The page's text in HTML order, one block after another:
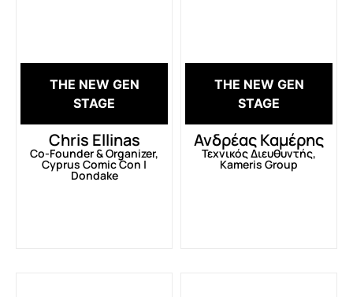
THE NEW GEN
STAGE
Chris Ellinas
Co-Founder & Organizer,
Cyprus Comic Con |
Dondake
THE NEW GEN
STAGE
Ανδρέας Καμέρης
Τεχνικός Διευθυντής,
Kameris Group